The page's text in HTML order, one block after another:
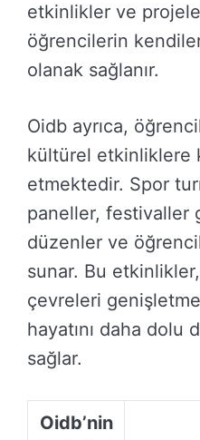
etkinlikler ve
öğrencilerin
olanak sağlanır.
Oidb ayrıca,
kültürel etkinliklere
etmektedir. Spor
paneller, festivaller
düzenler ve
sunar. Bu
çevreleri
hayatını daha dolu
sağlar.
Oidb’nin